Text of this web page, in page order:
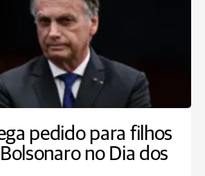
pedido para filhos
no Dia dos